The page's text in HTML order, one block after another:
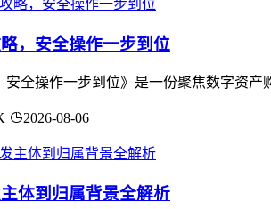
，安全操作一步到位
安全操作一步到位》是一份聚焦数字资
2026-08-06
体到归属背景全解析